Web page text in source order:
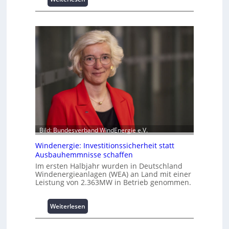
i
z
e
n
m
a
n
a
g
e
m
e
n
t
h
o
c
h
p
e
I
t
e
l
l
i
g
e
n
t
e
N
u
t
z
u
n
g
ü
b
Bild: Bundesverband WindEnergie e.V.
Windenergie: Investitionssicherheit statt
Ausbauhemmnisse schaffen
Im ersten Halbjahr wurden in Deutschland
Windenergieanlagen (WEA) an Land mit einer
Leistung von 2.363MW in Betrieb genommen.
Weiterlesen:
W